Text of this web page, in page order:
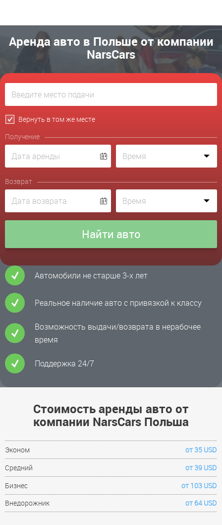
Аренда авто в Польше от компании
NarsCars
Вернуть в том же месте
Получение
Возврат
Автомобили не старше 3-х лет
Реальное наличие авто с привязкой к классу
Возможность выдачи/возврата в нерабочее
время
Поддержка 24/7
Стоимость аренды авто от
компании NarsCars Польша
Эконом
от 35 USD
Средний
от 39 USD
Бизнес
от 103 USD
Внедорожник
от 64 USD